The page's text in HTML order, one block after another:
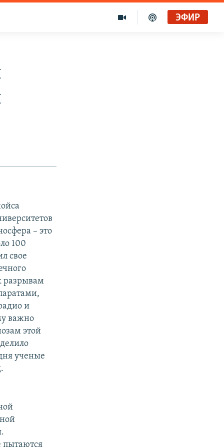
ЭФИР
– это
100
свое
разрывам
и
важно
этой
ученые
пытаются